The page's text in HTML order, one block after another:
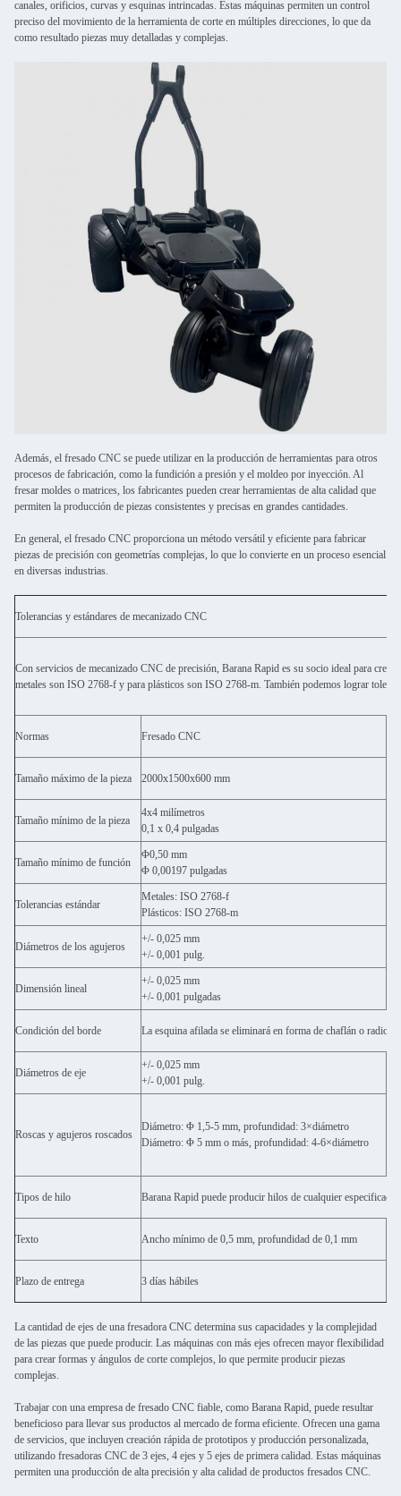
canales, orificios, curvas y esquinas intrincadas. Estas máquinas permiten un control
preciso del movimiento de la herramienta de corte en múltiples direcciones, lo que da
como resultado piezas muy detalladas y complejas.
Además, el fresado CNC se puede utilizar en la producción de herramientas para otros
procesos de fabricación, como la fundición a presión y el moldeo por inyección. Al
fresar moldes o matrices, los fabricantes pueden crear herramientas de alta calidad que
permiten la producción de piezas consistentes y precisas en grandes cantidades.
En general, el fresado CNC proporciona un método versátil y eficiente para fabricar
piezas de precisión con geometrías complejas, lo que lo convierte en un proceso esencial
en diversas industrias.
Tolerancias y estándares de mecanizado CNC
Con servicios de mecanizado CNC de precisión, Barana Rapid es su socio ideal para
metales son ISO 2768-f y para plásticos son ISO 2768-m. También podemos lograr
Normas Fresado CNC
Tamaño máximo de la pieza 2000x1500x600 mm
Tamaño mínimo de la pieza
4x4 milímetros
0,1 x 0,4 pulgadas
Tamaño mínimo de función
Φ0,50 mm
Φ 0,00197 pulgadas
Tolerancias estándar
Metales: ISO 2768-f
Plásticos: ISO 2768-m
Diámetros de los agujeros
+/- 0,025 mm
+/- 0,001 pulg.
Dimensión lineal
+/- 0,025 mm
+/- 0,001 pulgadas
Condición del borde La esquina afilada se eliminará en forma de chaflán o radio.
Diámetros de eje
+/- 0,025 mm
+/- 0,001 pulg.
Roscas y agujeros roscados
Diámetro: Φ 1,5-5 mm, profundidad: 3×diámetro
Diámetro: Φ 5 mm o más, profundidad: 4-6×diámetro
Tipos de hilo Barana Rapid puede producir hilos de cualquier
Texto Ancho mínimo de 0,5 mm, profundidad de 0,1 mm
Plazo de entrega 3 días hábiles
La cantidad de ejes de una fresadora CNC determina sus capacidades y la complejidad
de las piezas que puede producir. Las máquinas con más ejes ofrecen mayor flexibilidad
para crear formas y ángulos de corte complejos, lo que permite producir piezas
complejas.
Trabajar con una empresa de fresado CNC fiable, como Barana Rapid, puede resultar
beneficioso para llevar sus productos al mercado de forma eficiente. Ofrecen una gama
de servicios, que incluyen creación rápida de prototipos y producción personalizada,
utilizando fresadoras CNC de 3 ejes, 4 ejes y 5 ejes de primera calidad. Estas máquinas
permiten una producción de alta precisión y alta calidad de productos fresados ​​CNC.